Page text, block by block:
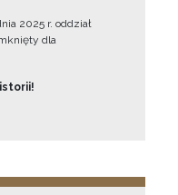
2025 r. oddział
dla